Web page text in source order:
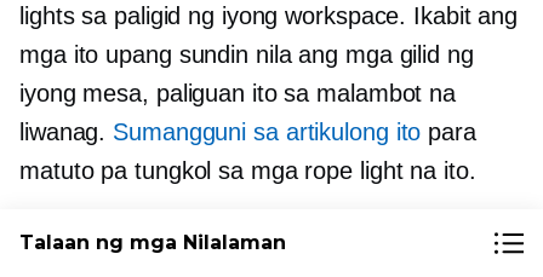
lights sa paligid ng iyong workspace. Ikabit ang
mga ito upang sundin nila ang mga gilid ng
iyong mesa, paliguan ito sa malambot na
liwanag. Sumangguni sa artikulong ito para
matuto pa tungkol sa mga rope light na ito.
Bukod pa rito, ilagay ang a
mataas na kalidad
Talaan ng mga Nilalaman